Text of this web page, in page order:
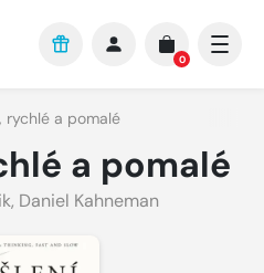
0
rychlé a pomalé
a pomalé
, Daniel Kahneman